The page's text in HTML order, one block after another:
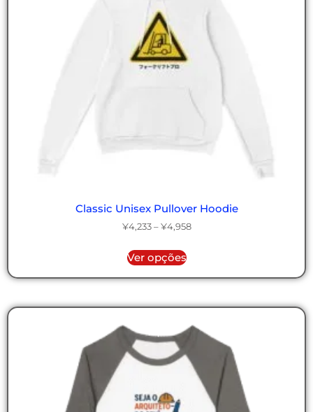
Classic Unisex Pullover Hoodie
¥4,233 – ¥4,958
Ver opções